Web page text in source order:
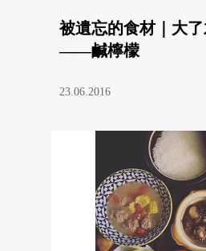
被遺忘的食材｜大
——鹹檸檬
23.06.2016